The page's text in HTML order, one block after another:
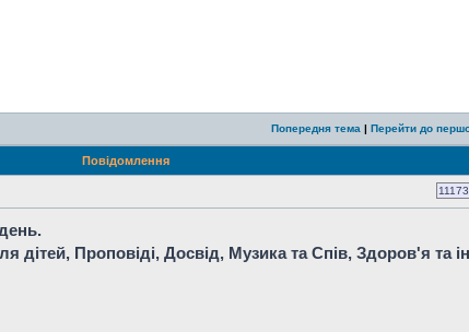
Попередня тема | Перейти до
Повідомлення
11173
Проповіді, Досвід, Музика та Спів, Здоров'я та